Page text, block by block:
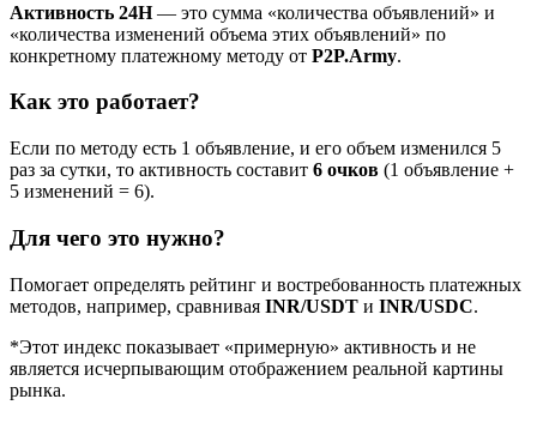
Активность 24H— это сумма «количества объявлений» и
«количества изменений объема этих объявлений» по
конкретному платежному методу от P2P.Army.
Как это работает?
Если по методу есть 1 объявление, и его объем изменился 5
раз за сутки, то активность составит 6 очков (1 объявление +
5 изменений = 6).
Для чего это нужно?
Помогает определять рейтинг и востребованность платежных
методов, например, сравнивая INR/USDT и INR/USDC.
*Этот индекс показывает «примерную» активность и не
является исчерпывающим отображением реальной картины
рынка.